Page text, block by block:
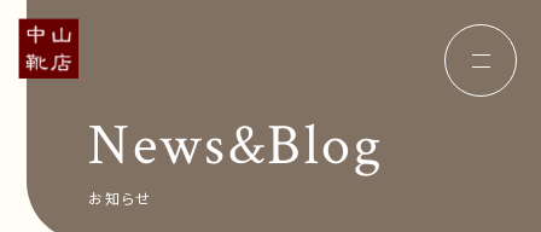
Concept コンセプト
Insole オーダー中敷き
News&Blog
お知らせ